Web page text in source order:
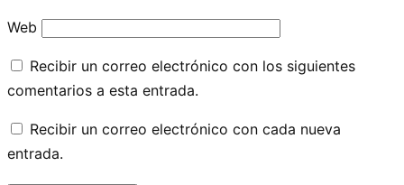
Web
Recibir un correo electrónico con los siguientes
comentarios a esta entrada.
Recibir un correo electrónico con cada nueva
entrada.